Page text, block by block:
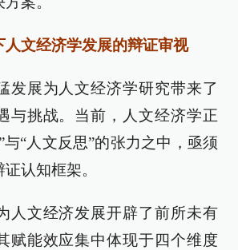
人文经济学发展的辩证审视
发展为人文经济学研究带来了
与挑战。当前，人文经济学正
与“人文反思”的张力之中，亟须
认知框架。
人文经济发展开辟了前所未有
赋能效应集中体现于四个维度